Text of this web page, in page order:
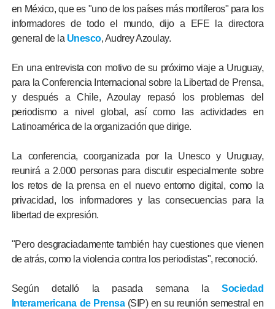
en México, que es "uno de los países más mortíferos" para los
informadores de todo el mundo, dijo a EFE la directora
general de la Unesco, Audrey Azoulay.
En una entrevista con motivo de su próximo viaje a Uruguay,
para la Conferencia Internacional sobre la Libertad de Prensa,
y después a Chile, Azoulay repasó los problemas del
periodismo a nivel global, así como las actividades en
Latinoamérica de la organización que dirige.
La conferencia, coorganizada por la Unesco y Uruguay,
reunirá a 2.000 personas para discutir especialmente sobre
los retos de la prensa en el nuevo entorno digital, como la
privacidad, los informadores y las consecuencias para la
libertad de expresión.
"Pero desgraciadamente también hay cuestiones que vienen
de atrás, como la violencia contra los periodistas", reconoció.
Según detalló la pasada semana la Sociedad
Interamericana de Prensa(SIP) en su reunión semestral en